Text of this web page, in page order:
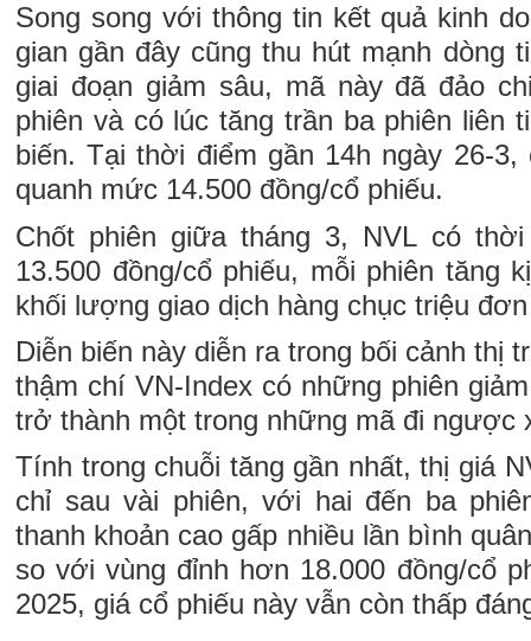
Song song với thông tin kết quả kinh
gian gần đây cũng thu hút mạnh dòng
giai đoạn giảm sâu, mã này đã đảo
phiên và có lúc tăng trần ba phiên liên
biến. Tại thời điểm gần 14h ngày 26-3,
quanh mức 14.500 đồng/cổ phiếu.
Chốt phiên giữa tháng 3, NVL có
13.500 đồng/cổ phiếu, mỗi phiên tăng
khối lượng giao dịch hàng chục triệu
Diễn biến này diễn ra trong bối cảnh thị
thậm chí VN-Index có những phiên
trở thành một trong những mã đi ngược
Tính trong chuỗi tăng gần nhất, thị giá
chỉ sau vài phiên, với hai đến ba
thanh khoản cao gấp nhiều lần bình
so với vùng đỉnh hơn 18.000 đồng/cổ
2025, giá cổ phiếu này vẫn còn thấp